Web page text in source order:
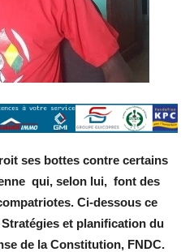
ses bottes contre certains
qui, selon lui, font des
Ci-dessous ce
et planification du
de la Constitution, FNDC.